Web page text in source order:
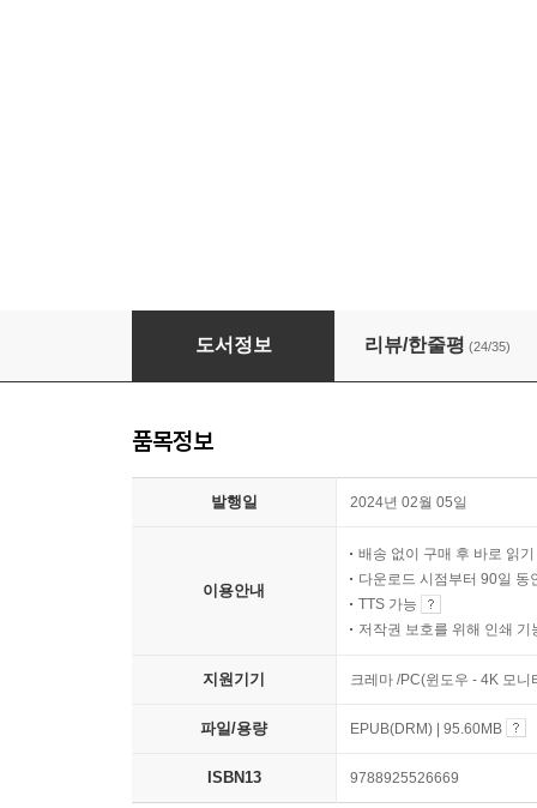
[대여] 나는 주식으로 월급 두 번 받는다
도서정보 리뷰/한줄평 (24/35)
품목정보
발행일 2024년 02월 05일
이용안내
배송 없이 구매 후 바로 읽기
다운로드 시점부터 90일 동
TTS 가능
저작권 보호를 위해 인쇄 기
지원기기 크레마 /PC(윈도우 - 4K 모
파일/용량 EPUB(DRM) | 95.60MB
ISBN13 9788925526669